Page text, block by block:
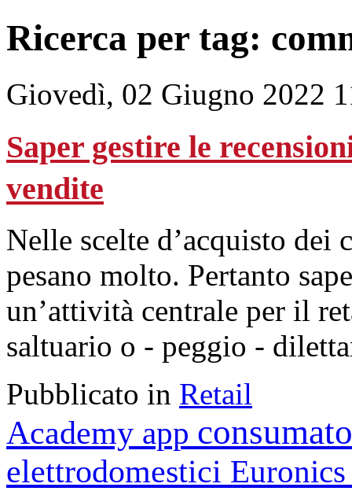
Ricerca per tag:
Giovedì, 02 Giugno 2022
Saper gestire le
vendite
Nelle scelte d’acquisto
pesano molto. Pertanto
un’attività centrale per il
saltuario o - peggio -
Pubblicato in Retail
Academy app
elettrodomestici